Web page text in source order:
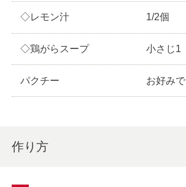
◇レモン汁 1/2個
◇鶏がらスープ 小さじ1
パクチー お好みで
作り方